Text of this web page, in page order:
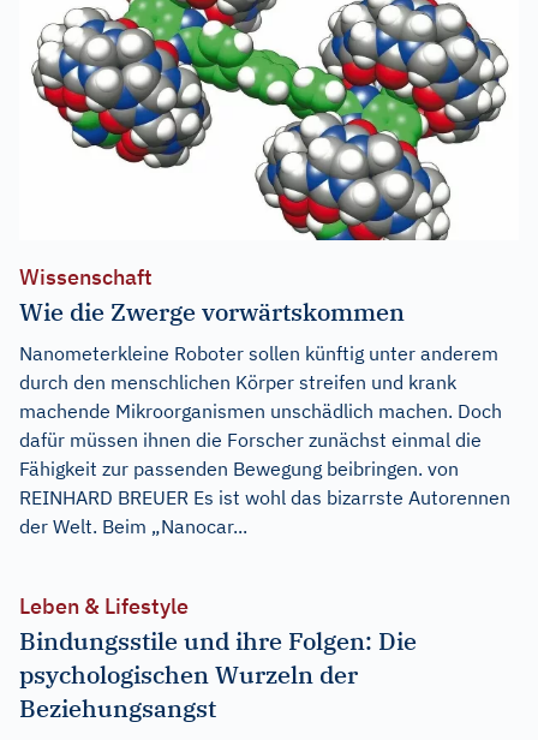
Wissenschaft
Wie die Zwerge vorwärtskommen
Nanometerkleine Roboter sollen künftig unter anderem
durch den menschlichen Körper streifen und krank
machende Mikroorganismen unschädlich machen. Doch
dafür müssen ihnen die Forscher zunächst einmal die
Fähigkeit zur passenden Bewegung beibringen. von
REINHARD BREUER Es ist wohl das bizarrste Autorennen
der Welt. Beim „Nanocar...
Leben & Lifestyle
Bindungsstile und ihre Folgen: Die
psychologischen Wurzeln der
Beziehungsangst